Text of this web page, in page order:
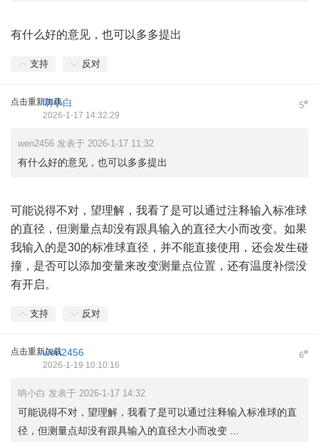
有什么好的意见，也可以多多提出
支持 反对
点击重新加载 5#
呐小白
2026-1-17 14:32:29
wen2456 发表于 2026-1-17 11:32
有什么好的意见，也可以多多提出
可能说得不对，望理解，我看了是可以通过注释输入标准球
的直径，但测量点却没有跟具输入的直径大小而改变。如果
我输入的是30的标准球直径，并不能直接使用，还会发生碰
撞，是否可以添加变量来改变测量点位置，还有温度补偿没
有开启。
支持 反对
点击重新加载 6#
wen2456
2026-1-19 10:10:16
呐小白 发表于 2026-1-17 14:32
可能说得不对，望理解，我看了是可以通过注释输入标准球的直
径，但测量点却没有跟具输入的直径大小而改变 ...